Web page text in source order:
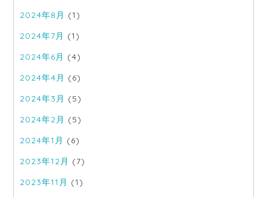
2024年8月 (1)
2024年7月 (1)
2024年6月 (4)
2024年4月 (6)
2024年3月 (5)
2024年2月 (5)
2024年1月 (6)
2023年12月 (7)
2023年11月 (1)